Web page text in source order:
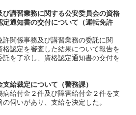
講習業務に関する公安委員会の資格
定通知書の交付について（運転免許
関係事務及び講習業務の委託に関
格認定を審査した結果について報告を
を了承し、資格認定通知書の交付を
給裁定について（警務課）
給付金２件及び障害給付金２件を支
伺いがあり、支給を決定した。